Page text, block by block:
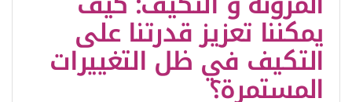
يمكننا تعزيز قدرتنا على
التكيف في ظل التغييرات
المستمرة؟